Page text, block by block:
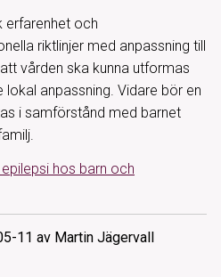
erfarenhet och
riktlinjer med anpassning till
vården ska kunna utformas
anpassning. Vidare bör en
i samförstånd med barnet
hos barn och
11 av Martin Jägervall